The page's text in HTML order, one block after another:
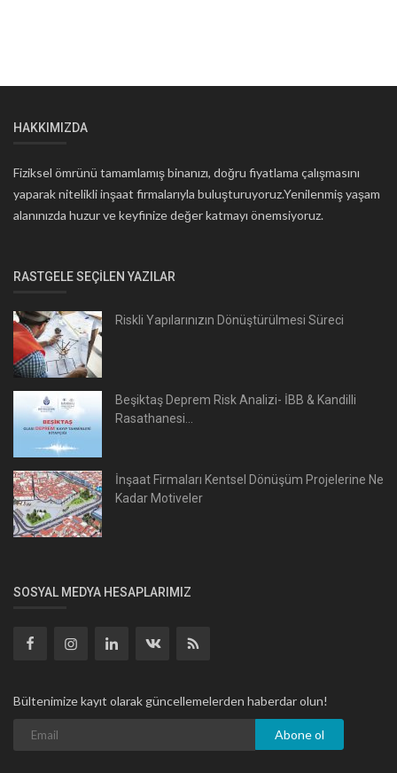
HAKKIMIZDA
Fiziksel ömrünü tamamlamış binanızı, doğru fiyatlama çalışmasını
yaparak nitelikli inşaat firmalarıyla buluşturuyoruz.Yenilenmiş yaşam
alanınızda huzur ve keyfinize değer katmayı önemsiyoruz.
RASTGELE SEÇILEN YAZILAR
Riskli Yapılarınızın Dönüştürülmesi Süreci
Beşiktaş Deprem Risk Analizi- İBB & Kandilli
Rasathanesi...
İnşaat Firmaları Kentsel Dönüşüm Projelerine Ne
Kadar Motiveler
SOSYAL MEDYA HESAPLARIMIZ
Bültenimize kayıt olarak güncellemelerden haberdar olun!
Abone ol